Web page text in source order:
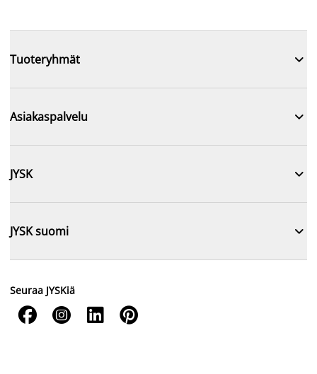
Tuoteryhmät 
Asiakaspalvelu 
JYSK 
JYSK suomi 
Seuraa JYSKiä
   